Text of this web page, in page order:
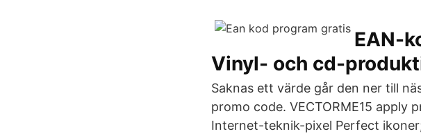
EAN-
Vinyl- och cd-
Saknas ett värde går den ner till
promo code. VECTORME15 apply
Internet-teknik-pixel Perfect